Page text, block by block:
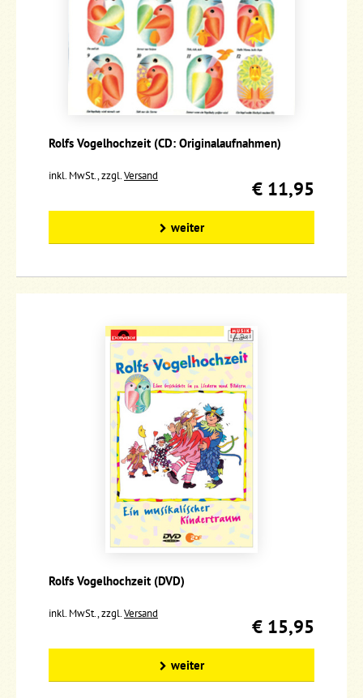
Rolfs Vogelhochzeit (CD: Originalaufnahmen)
inkl. MwSt., zzgl.Versand
€ 11,95
weiter
Rolfs Vogelhochzeit (DVD)
inkl. MwSt., zzgl.Versand
€ 15,95
weiter